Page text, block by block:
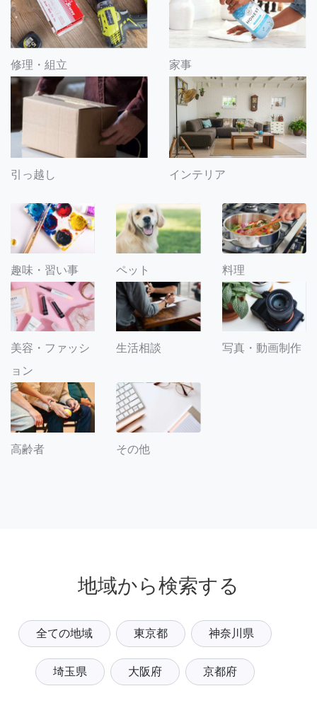
修理・組立 家事
引っ越し インテリア
趣味・習い事 ペット 料理
美容・ファッシ
ョン
生活相談 写真・動画制作
高齢者 その他
地域から検索する
全ての地域 東京都 神奈川県
埼玉県 大阪府 京都府